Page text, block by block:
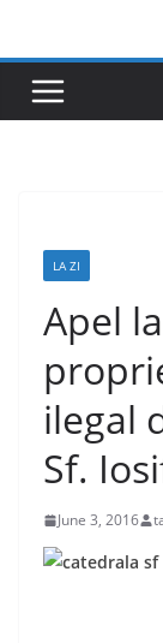
content
LA ZI
Apel
ilegal
Sf.
June 3, 2016